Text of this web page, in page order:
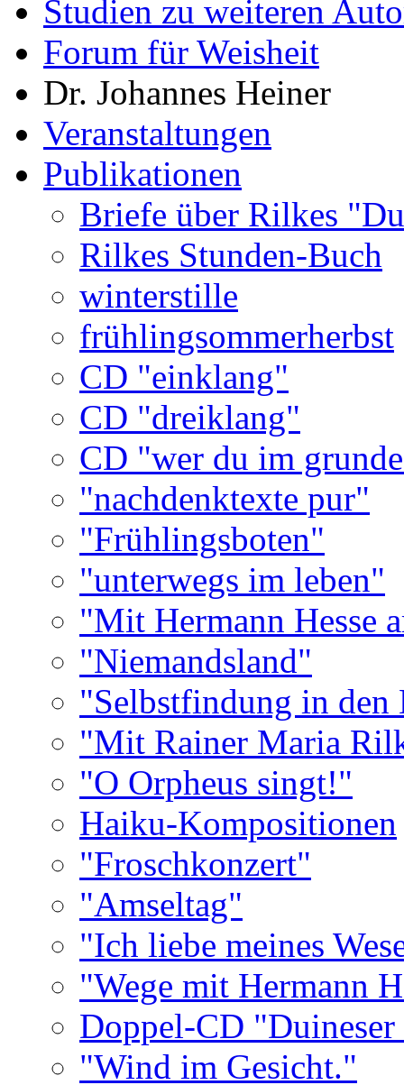
Studien zu weiteren
Forum für Weisheit
Dr. Johannes Heiner
Veranstaltungen
Publikationen
Briefe über Rilkes
Rilkes Stunden-Buch
winterstille
frühlingsommerherbst
CD "einklang"
CD "dreiklang"
CD "wer du im
"nachdenktexte pur"
"Frühlingsboten"
"unterwegs im leben"
"Mit Hermann Hesse
"Niemandsland"
"Selbstfindung in den
"Mit Rainer Maria
"O Orpheus singt!"
Haiku-Kompositionen
"Froschkonzert"
"Amseltag"
"Ich liebe meines
"Wege mit Hermann
Doppel-CD
"Wind im Gesicht."